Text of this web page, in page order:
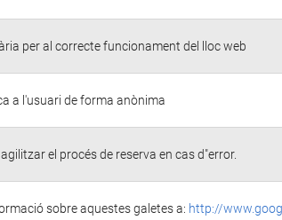
per al correcte funcionament del lloc web
a l'usuari de forma anònima
el procés de reserva en cas d"error.
sobre aquestes galetes a: http://